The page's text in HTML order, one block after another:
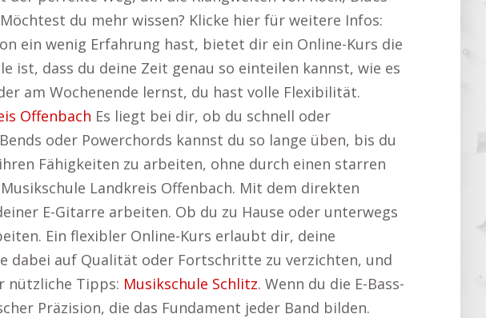
du mehr wissen? Klicke hier für weitere Infos:
ein wenig Erfahrung hast, bietet dir ein Online-Kurs die
ist, dass du deine Zeit genau so einteilen kannst, wie es
am Wochenende lernst, du hast volle Flexibilität.
Offenbach Es liegt bei dir, ob du schnell oder
oder Powerchords kannst du so lange üben, bis du
Fähigkeiten zu arbeiten, ohne durch einen starren
Landkreis Offenbach. Mit dem direkten
E-Gitarre arbeiten. Ob du zu Hause oder unterwegs
Ein flexibler Online-Kurs erlaubt dir, deine
dabei auf Qualität oder Fortschritte zu verzichten, und
nützliche Tipps: Musikschule Schlitz. Wenn du die E-Bass-
Präzision, die das Fundament jeder Band bilden.